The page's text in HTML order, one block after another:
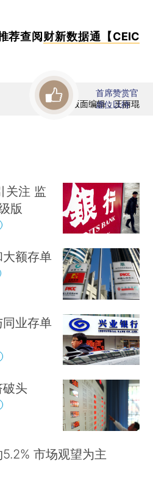
荐查阅 财新数据通【CEIC
版面编辑：王丽琨
首席赞赏官
虚位以待
关注 监
版
额存单
业存单
破头
市场观望为主